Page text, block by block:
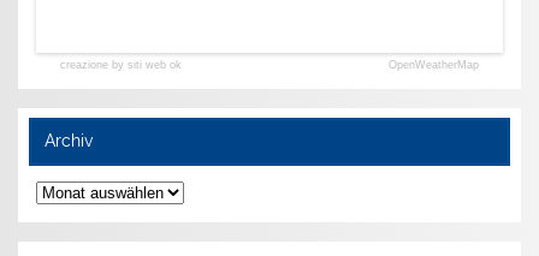
creazione by siti web ok OpenWeatherMap
Archiv
Archiv